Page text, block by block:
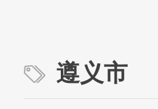
遵义市